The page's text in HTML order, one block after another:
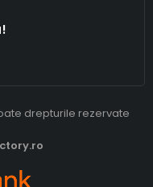
drepturile rezervate